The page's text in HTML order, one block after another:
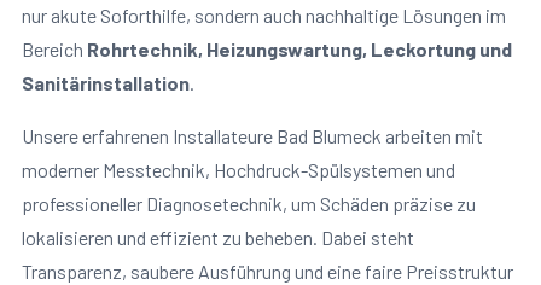
nur akute Soforthilfe, sondern auch nachhaltige Lösungen im
Bereich Rohrtechnik, Heizungswartung, Leckortung und
Sanitärinstallation.
Unsere erfahrenen Installateure Bad Blumeck arbeiten mit
moderner Messtechnik, Hochdruck-Spülsystemen und
professioneller Diagnosetechnik, um Schäden präzise zu
lokalisieren und effizient zu beheben. Dabei steht
Transparenz, saubere Ausführung und eine faire Preisstruktur